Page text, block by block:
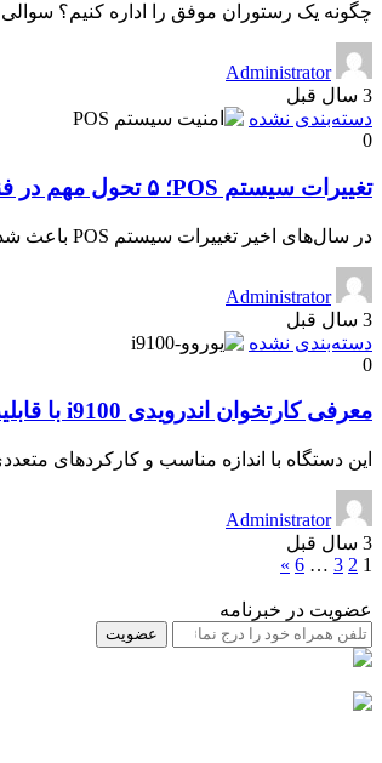
چگونه یک رستوران موفق را اداره کنیم؟
Administrator
3 سال قبل
دسته‌بندی نشده
0
تغییرات سیستم POS؛ ۵ تحول مهم در فناوری پرداخت و مدیریت فروش
در سال‌های اخیر تغییرات سیستم POS باعث شده است این فناوری از یک دستگاه ساده […]
Administrator
3 سال قبل
دسته‌بندی نشده
0
معرفی کارتخوان اندرویدی i9100 با قابلیت چاپ فاکتور
این دستگاه با اندازه مناسب و کارکردهای
Administrator
3 سال قبل
1
2
3
…
6
»
عضویت در خبرنامه
عضویت